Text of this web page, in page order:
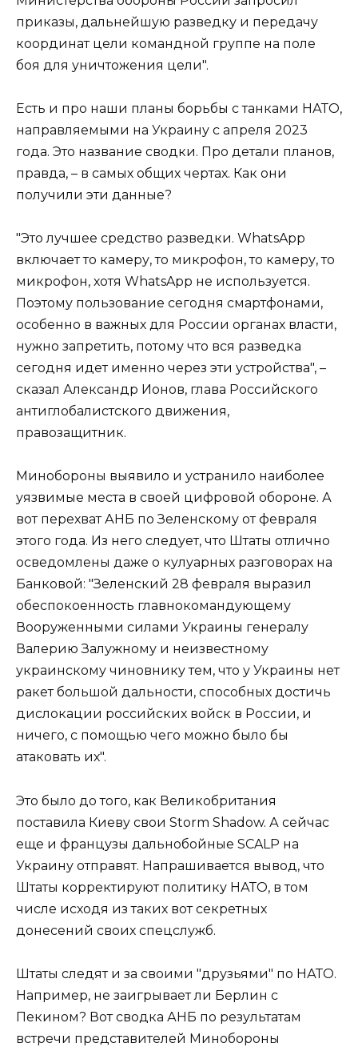
приказы, дальнейшую разведку и передачу
координат цели командной группе на поле
боя для уничтожения цели".
Есть и про наши планы борьбы с танками НАТО,
направляемыми на Украину с апреля 2023
года. Это название сводки. Про детали планов,
правда, – в самых общих чертах. Как они
получили эти данные?
"Это лучшее средство разведки. WhatsApp
включает то камеру, то микрофон, то камеру, то
микрофон, хотя WhatsApp не используется.
Поэтому пользование сегодня смартфонами,
особенно в важных для России органах власти,
нужно запретить, потому что вся разведка
сегодня идет именно через эти устройства", –
сказал Александр Ионов, глава Российского
антиглобалистского движения,
правозащитник.
Минобороны выявило и устранило наиболее
уязвимые места в своей цифровой обороне. А
вот перехват АНБ по Зеленскому от февраля
этого года. Из него следует, что Штаты отлично
осведомлены даже о кулуарных разговорах на
Банковой: "Зеленский 28 февраля выразил
обеспокоенность главнокомандующему
Вооруженными силами Украины генералу
Валерию Залужному и неизвестному
украинскому чиновнику тем, что у Украины нет
ракет большой дальности, способных достичь
дислокации российских войск в России, и
ничего, с помощью чего можно было бы
атаковать их".
Это было до того, как Великобритания
поставила Киеву свои Storm Shadow. А сейчас
еще и французы дальнобойные SCALP на
Украину отправят. Напрашивается вывод, что
Штаты корректируют политику НАТО, в том
числе исходя из таких вот секретных
донесений своих спецслужб.
Штаты следят и за своими "друзьями" по НАТО.
Например, не заигрывает ли Берлин с
Пекином? Вот сводка АНБ по результатам
встречи представителей Минобороны